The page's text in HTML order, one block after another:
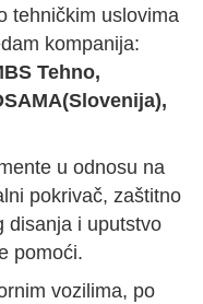
tehničkim uslovima
kompanija:
Tehno,
u odnosu na
pokrivač, zaštitno
disanja i uputstvo
pomoći.
vozilima, po